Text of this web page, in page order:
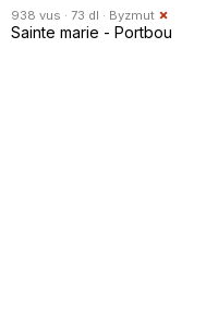
938 vus · 73 dl · Byzmut
Sainte marie - Portbou